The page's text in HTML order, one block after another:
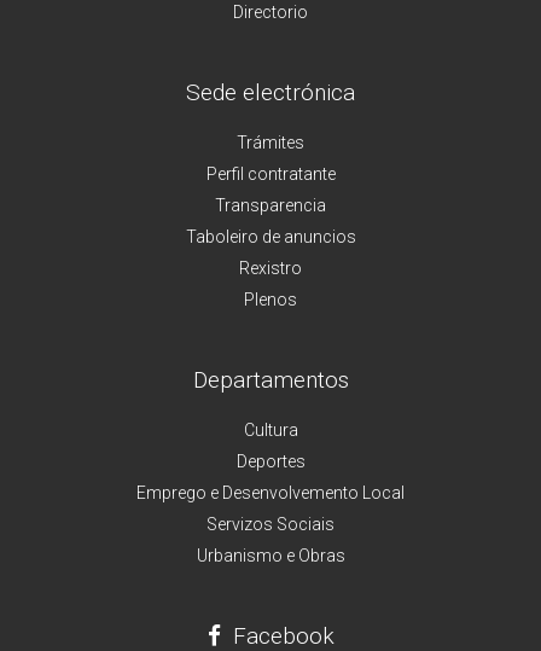
Directorio
Sede electrónica
Trámites
Perfil contratante
Transparencia
Taboleiro de anuncios
Rexistro
Plenos
Departamentos
Cultura
Deportes
Emprego e Desenvolvemento Local
Servizos Sociais
Urbanismo e Obras
Facebook